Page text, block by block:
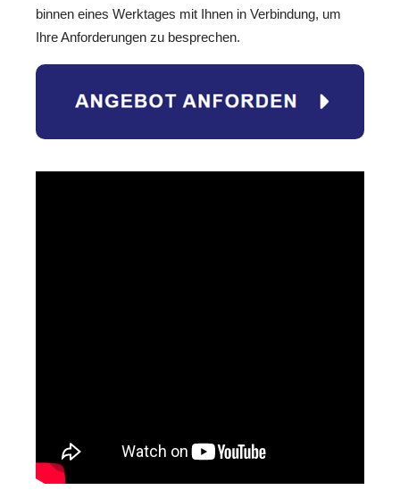
binnen eines Werktages mit Ihnen in Verbindung, um
Ihre Anforderungen zu besprechen.